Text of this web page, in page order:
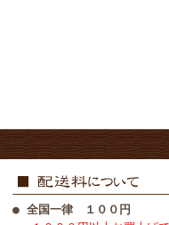
● 全国一律 １００円